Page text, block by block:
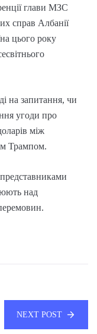
глави МЗС
справ Албанії
цього року
на запитання, чи
угоди про
між
Трампом.
над
NEXT POST